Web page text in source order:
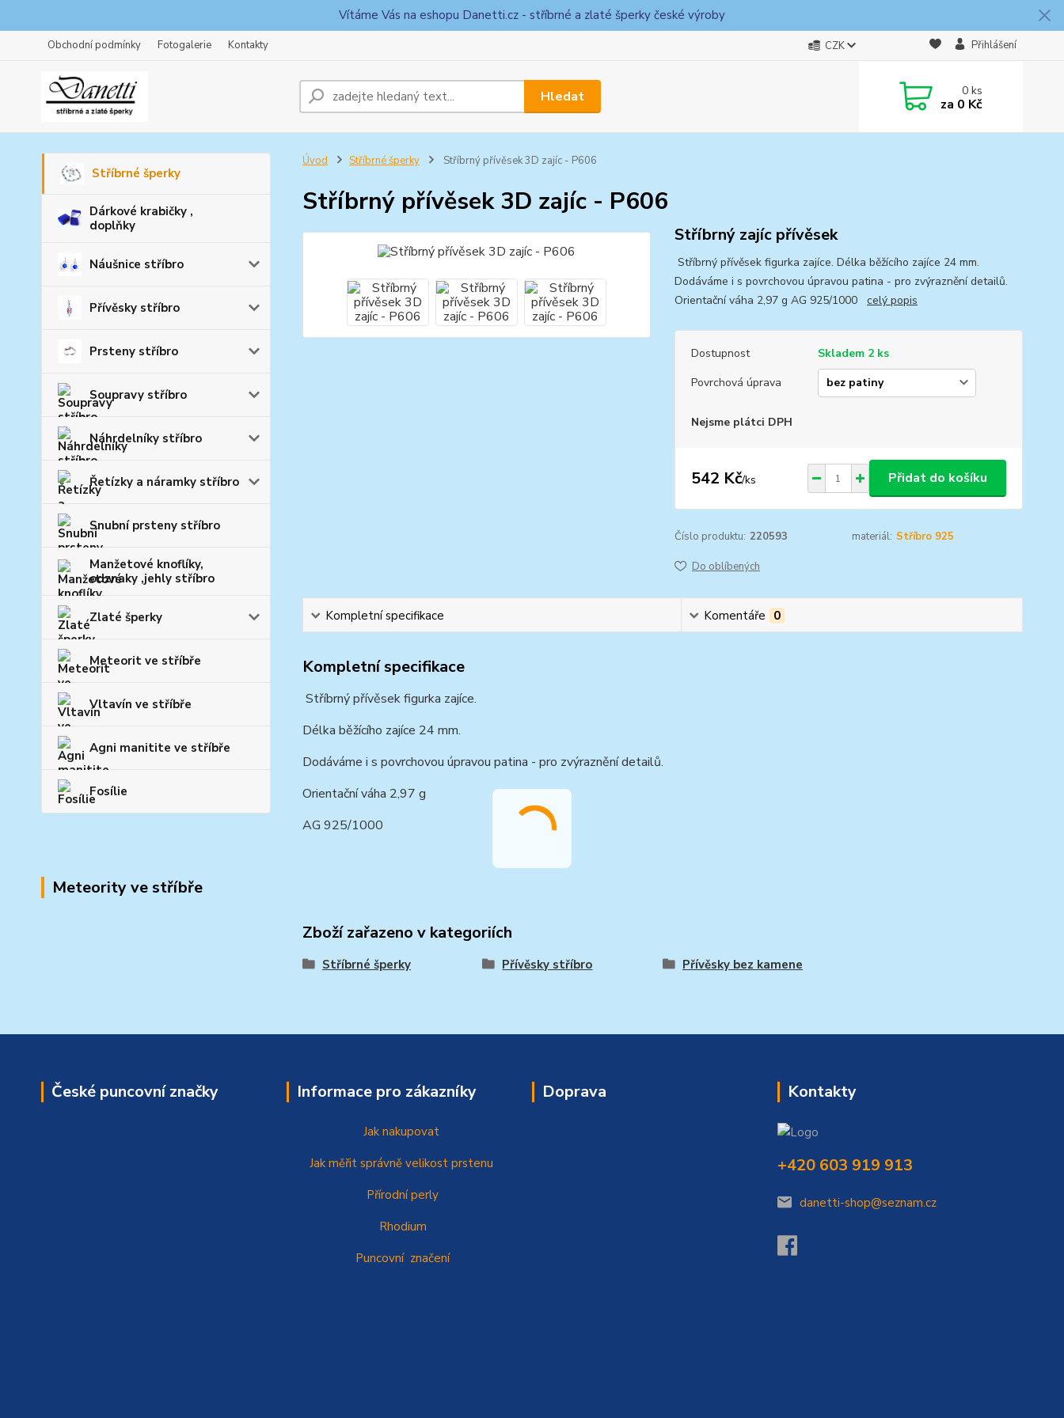
Vítáme Vás na eshopu Danetti.cz - stříbrné a zlaté šperky české výroby
Obchodní podmínky Fotogalerie Kontakty CZK Přihlášení
Hledat 0ks
za 0 Kč
Stříbrné šperky
Dárkové krabičky ,
doplňky
Náušnice stříbro
Přívěsky stříbro
Prsteny stříbro
Soupravy stříbro
Náhrdelníky stříbro
Řetízky a náramky stříbro
Snubní prsteny stříbro
Manžetové knoflíky,
odznaky ,jehly stříbro
Zlaté šperky
Meteorit ve stříbře
Vltavín ve stříbře
Agni manitite ve stříbře
Fosílie
Meteority ve stříbře
Úvod Stříbrné šperky Stříbrný přívěsek 3D zajíc - P606
Stříbrný přívěsek 3D zajíc - P606
Stříbrný zajíc přívěsek
Stříbrný přívěsek figurka zajíce. Délka běžícího zajíce 24 mm.
Dodáváme i s povrchovou úpravou patina - pro zvýraznění detailů.
Orientační váha 2,97 g AG 925/1000 celý popis
Dostupnost
Skladem 2 ks
Povrchová úprava
Nejsme plátci DPH
542 Kč/ks Přidat do košíku
Číslo produktu: 220593 materiál: Stříbro 925
Do oblíbených
Kompletní specifikace Komentáře 0
Kompletní specifikace
Stříbrný přívěsek figurka zajíce.
Délka běžícího zajíce 24 mm.
Dodáváme i s povrchovou úpravou patina - pro zvýraznění detailů.
Orientační váha 2,97 g
AG 925/1000
Zboží zařazeno v kategoriích
Stříbrné šperky Přívěsky stříbro Přívěsky bez kamene
České puncovní značky Informace pro zákazníky
Jak nakupovat
Jak měřit správněvelikost prstenu
Přírodní perly
Rhodium
Puncovní značení
Doprava Kontakty
+420 603 919 913
danetti-shop@seznam.cz